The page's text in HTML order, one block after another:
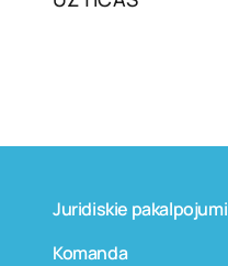
Juridiskie pakalpojumi
Komanda